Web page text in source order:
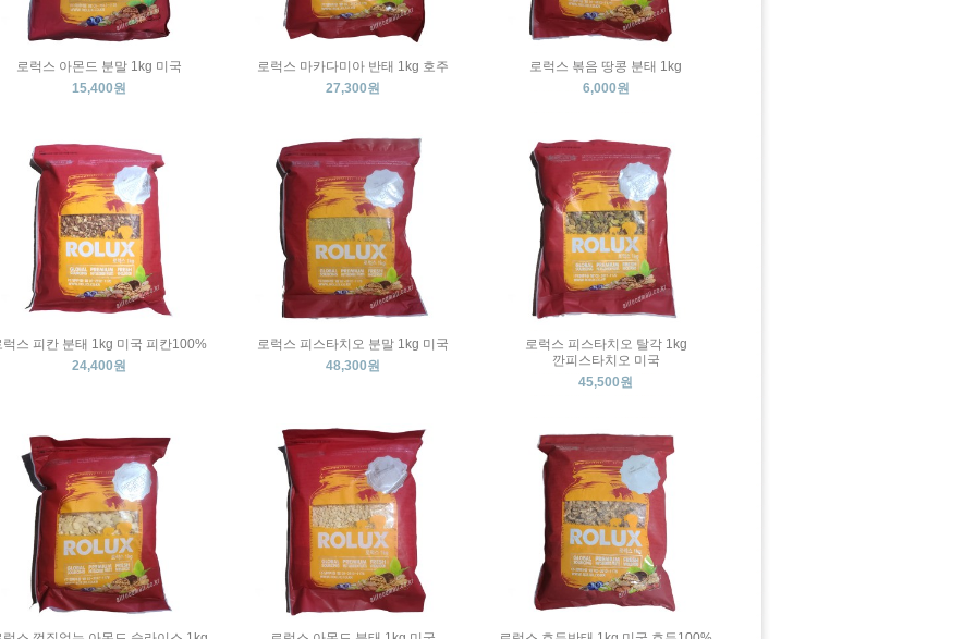
로럭스 아몬드 분말 1kg 미국
15,400원
로럭스 마카다미아 반태 1kg 호주
27,300원
로럭스 볶음 땅콩 분태 1kg
6,000원
럭스 피칸 분태 1kg 미국 피칸100%
24,400원
로럭스 피스타치오 분말 1kg 미국
48,300원
로럭스 피스타치오 탈각 1kg
깐피스타치오 미국
45,500원